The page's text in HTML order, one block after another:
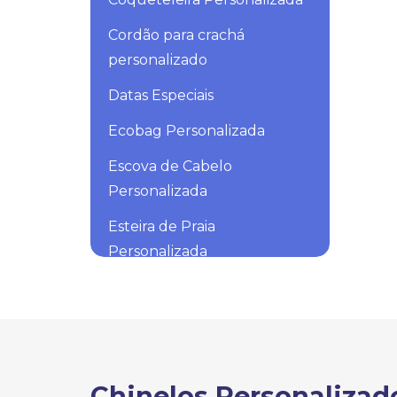
Cordão para crachá
personalizado
Datas Especiais
Ecobag Personalizada
Escova de Cabelo
Personalizada
Esteira de Praia
Personalizada
Frisbee Personalizado